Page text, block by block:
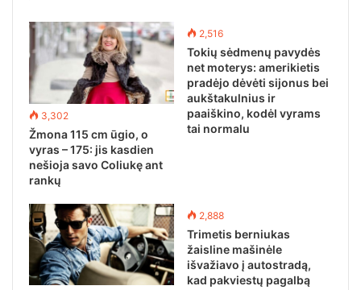
3,302
Žmona 115 cm ūgio, o
vyras – 175: jis kasdien
nešioja savo Coliukę ant
rankų
2,516
Tokių sėdmenų pavydės
net moterys: amerikietis
pradėjo dėvėti sijonus bei
aukštakulnius ir
paaiškino, kodėl vyrams
tai normalu
2,888
Trimetis berniukas
žaisline mašinėle
išvažiavo į autostradą,
kad pakviestų pagalbą